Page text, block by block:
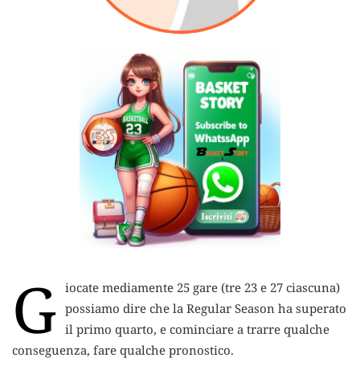
G iocate mediamente 25 gare (tre 23 e 27 ciascuna)
possiamo dire che la Regular Season ha superato
il primo quarto, e cominciare a trarre qualche
conseguenza, fare qualche pronostico.